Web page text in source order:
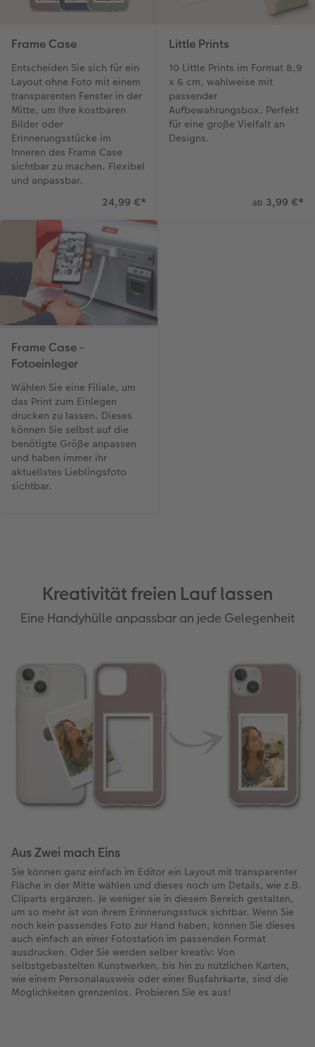
Gestaltungsideen
Anleitungen & Hilfe
Inspiration
Neuheiten
Mehrteiler
im Wunschformat
Neuheiten
Extras
Einzelkarten
Digitale Grußkarte
CEWE myPhotos
Neuheiten
CEWE Geschenkgutschein
CEWE myPhotos
Neuheiten
Frame Case
Entscheiden Sie sich für ein
Layout ohne Foto mit einem
transparenten Fenster in der
Mitte, um Ihre kostbaren
Bilder oder
Erinnerungsstücke im
Inneren des Frame Case
sichtbar zu machen. Flexibel
und anpassbar.
24,99 €*
Little Prints
10 Little Prints im Format 8,9
x 6 cm, wahlweise mit
passender
Aufbewahrungsbox. Perfekt
für eine große Vielfalt an
Designs.
ab 3,99 €*
Frame Case -
Fotoeinleger
Wählen Sie eine Filiale, um
das Print zum Einlegen
drucken zu lassen. Dieses
können Sie selbst auf die
benötigte Größe anpassen
und haben immer ihr
aktuellstes Lieblingsfoto
sichtbar.
Kreativität freien Lauf lassen
Eine Handyhülle anpassbar an jede Gelegenheit
Aus Zwei mach Eins
Sie können ganz einfach im Editor ein Layout mit transparenter
Fläche in der Mitte wählen und dieses noch um Details, wie z.B.
Cliparts ergänzen. Je weniger sie in diesem Bereich gestalten,
um so mehr ist von ihrem Erinnerungsstück sichtbar. Wenn Sie
noch kein passendes Foto zur Hand haben, können Sie dieses
auch einfach an einer Fotostation im passenden Format
ausdrucken. Oder Sie werden selber kreativ: Von
selbstgebastelten Kunstwerken, bis hin zu nützlichen Karten,
wie einem Personalausweis oder einer Busfahrkarte, sind die
Möglichkeiten grenzenlos. Probieren Sie es aus!